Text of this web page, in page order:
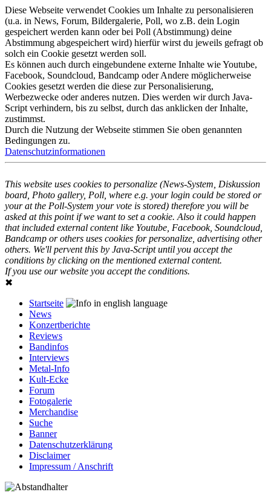
Diese Webseite verwendet Cookies um Inhalte zu personalisieren
(u.a. in News, Forum, Bildergalerie, Poll, wo z.B. dein Login
gespeichert werden kann oder bei Poll (Abstimmung) deine
Abstimmung abgespeichert wird) hierfür wirst du jeweils gefragt ob
solch ein Cookie gesetzt werden soll.
Es können auch durch eingebundene externe Inhalte wie Youtube,
Facebook, Soundcloud, Bandcamp oder Andere möglicherweise
Cookies gesetzt werden die diese zur Personalisierung,
Werbezwecke oder anderes nutzen. Dies werden wir durch Java-
Script verhindern, bis zu selbst, durch das anklicken der Inhalte,
zustimmst.
Durch die Nutzung der Webseite stimmen Sie oben genannten
Bedingungen zu.
Datenschutzinformationen
This website uses cookies to personalize (News-System, Diskussion
board, Photo gallery, Poll, where e.g. your login could be stored or
your at the Poll-System your vote is stored) therefore you will be
asked at this point if we want to set a cookie. Also it could happen
that included external content like Youtube, Facebook, Soundcloud,
Bandcamp or others uses cookies for personalize, advertising other
others. We'll pervent this by Java-Script until you accept the
conditions by clicking on the mentioned external content.
If you use our website you accept the conditions.
✖
Startseite
News
Konzertberichte
Reviews
Bandinfos
Interviews
Metal-Info
Kult-Ecke
Forum
Fotogalerie
Merchandise
Suche
Banner
Datenschutzerklärung
Disclaimer
Impressum / Anschrift